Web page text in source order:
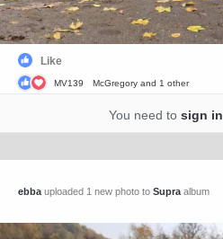
Like
MV139 McGregory and 1 other
You need to sign in
ebbauploaded 1 new photo to Supraalbum